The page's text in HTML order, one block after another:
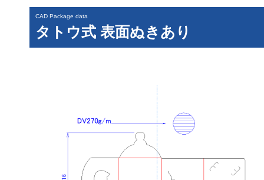
CAD Package data
タトウ式 表面ぬきあり